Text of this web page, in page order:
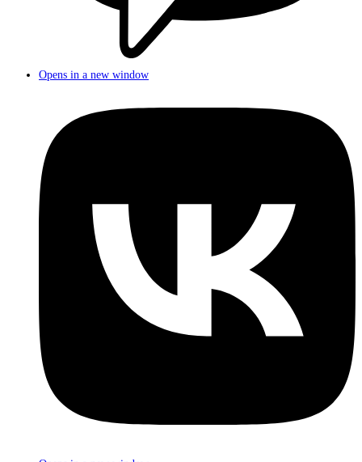
Opens in a new window